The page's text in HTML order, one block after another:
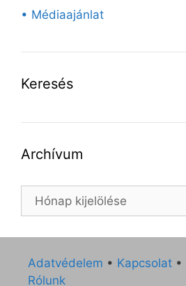
• Médiaajánlat
Keresés
Archívum
Archívum
Adatvédelem • Kapcsolat •
Rólunk